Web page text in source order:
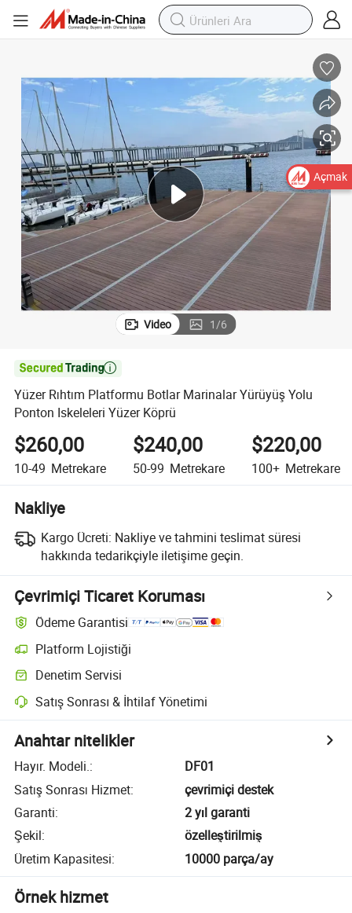
Video 1/6

Yüzer Rıhtım Platformu Botlar Marinalar Yürüyüş Yolu
Ponton Iskeleleri Yüzer Köprü
$260,00
10-49 Metrekare
$240,00
50-99 Metrekare
$220,00
100+ Metrekare
Nakliye
Kargo Ücreti: Nakliye ve tahmini teslimat süresi
hakkında tedarikçiyle iletişime geçin.
Çevrimiçi Ticaret Koruması
Ödeme Garantisi
Platform Lojistiği
Denetim Servisi
Satış Sonrası & İhtilaf Yönetimi
Anahtar nitelikler
Hayır. Modeli.:
DF01
Satış Sonrası Hizmet:
çevrimiçi destek
Garanti:
2 yıl garanti
Şekil:
özelleştirilmiş
Üretim Kapasitesi: 10000 parça/ay
Örnek hizmet
Açmak